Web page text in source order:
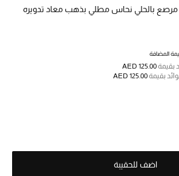
حديثاً
مرصع بالحلي نحاس مطلي بذهب معاد تدويره
المضافة
AED 125.00
AED 125.00
اضف للحقيبة